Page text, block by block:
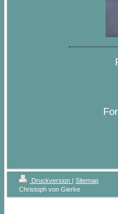
Druckversion | Sitemap
Christoph von Gierke